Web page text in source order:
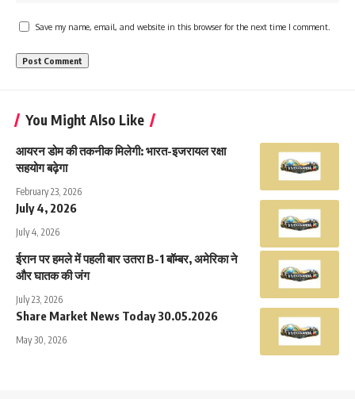
Save my name, email, and website in this browser for the next time I comment.
You Might Also Like
आयरन डोम की तकनीक मिलेगी: भारत-इजरायल रक्षा
सहयोग बढ़ेगा
February 23, 2026
July 4, 2026
July 4, 2026
ईरान पर हमले में पहली बार उतरा B-1 बॉम्बर, अमेरिका ने
और घातक की जंग
July 23, 2026
Share Market News Today 30.05.2026
May 30, 2026